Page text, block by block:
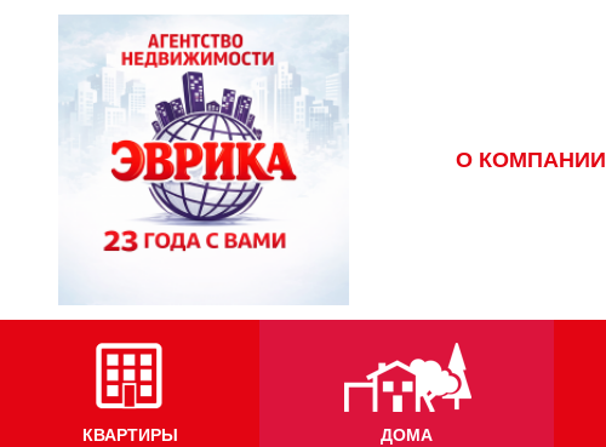
О КОМПАНИИ
КВАРТИРЫ ДОМА